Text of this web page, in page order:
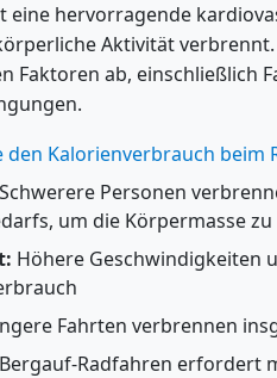
eine hervorragende
Aktivität
Faktoren ab, einschließlich
den Kalorienverbrauch beim
Schwerere Personen
um die Körpermasse
Höhere Geschwindigkeiten
Fahrten verbrennen
Bergauf-Radfahren erfordert